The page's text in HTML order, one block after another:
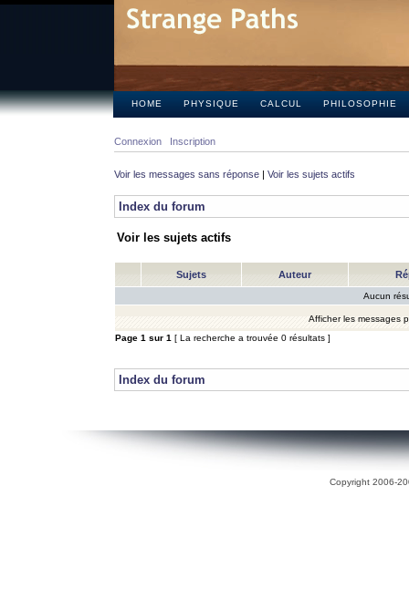
HOME PHYSIQUE CALCUL PHILOSOPHIE
Connexion Inscription
Voir les messages sans réponse | Voir les sujets actifs
Index du forum
Voir les sujets actifs
Sujets Auteur
Aucun
Afficher les messages
Page 1 sur 1 [ La recherche a trouvée 0 résultats ]
Index du forum
Copyright 2006-